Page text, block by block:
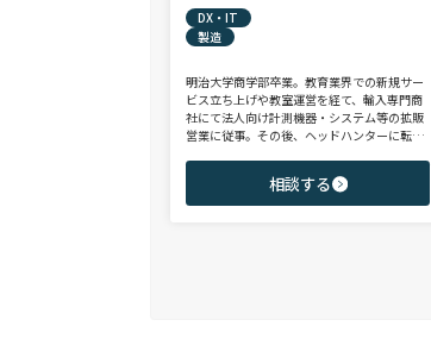
DX・IT
製造
明治大学商学部卒業。教育業界での新規サー
ビス立ち上げや教室運営を経て、輸入専門商
社にて法人向け計測機器・システム等の拡販
営業に従事。その後、ヘッドハンターに転身
て当社に参画。 製造全般/プラントエンジニ
アリング/物流/SIer/SaaSまで幅広い領域、職
相談する